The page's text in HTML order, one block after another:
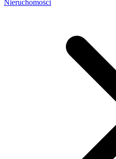
Nieruchomości